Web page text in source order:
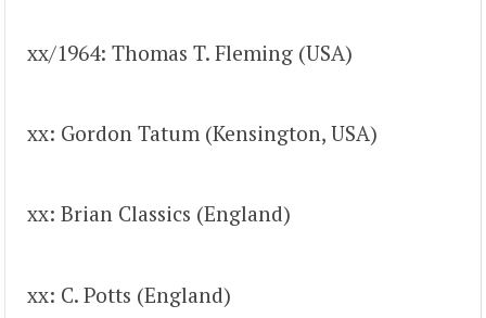
xx/1964: Thomas T. Fleming (USA)
xx: Gordon Tatum (Kensington, USA)
xx: Brian Classics (England)
xx: C. Potts (England)